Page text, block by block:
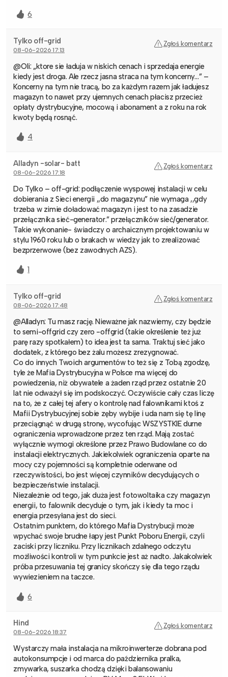
6
Tylko off-grid
08-06-2026 17:13
Zgłoś komentarz
@Oli: „ktore sie ładuja w niskich cenach i sprzedaja energie
kiedy jest droga. Ale rzecz jasna straca na tym koncerny…” –
Koncerny na tym nie tracą, bo za każdym razem jak ładujesz
magazyn to nawet przy ujemnych cenach płacisz przecież
opłaty dystrybucyjne, mocową i abonament a z roku na rok
kwoty będą rosnąć.
4
Alladyn -solar- batt
08-06-2026 17:18
Zgłoś komentarz
Do Tylko – off-grid: podłączenie wyspowej instalacji w celu
dobierania z Sieci energii ,,do magazynu” nie wymaga ,,gdy
trzeba w zimie doładować magazyn i jest to na zasadzie
przełącznika sieć-generator.” przełączników sieć/generator.
Takie wykonanie- świadczy o archaicznym projektowaniu w
stylu 1960 roku lub o brakach w wiedzy jak to zrealizować
bezprzerwowe (bez zawodnych AZS).
1
Tylko off-grid
08-06-2026 17:48
Zgłoś komentarz
@Alladyn: Tu masz rację. Nieważne jak nazwiemy, czy będzie
to semi-offgrid czy zero -offgrid (takie określenie też już
parę razy spotkałem) to idea jest ta sama. Traktuj sieć jako
dodatek, z którego bez żalu możesz zrezygnować.
Co do innych Twoich argumentów to też się z Tobą zgodzę,
tyle że Mafia Dystrybucyjna w Polsce ma więcej do
powiedzenia, niż obywatele a żaden rząd przez ostatnie 20
lat nie odważył się im podskoczyć. Oczywiście cały czas liczę
na to, że z całej tej afery o kontrolę nad falownikami ktoś z
Mafii Dystrybucyjnej sobie zęby wybije i uda nam się tę linę
przeciągnąć w drugą stronę, wycofując WSZYSTKIE durne
ograniczenia wprowadzone przez ten rząd. Mają zostać
wyłącznie wymogi określone przez Prawo Budowlane co do
instalacji elektrycznych. Jakiekolwiek ograniczenia oparte na
mocy czy pojemności są kompletnie oderwane od
rzeczywistości, bo jest więcej czynników decydujących o
bezpieczeństwie instalacji.
Niezależnie od tego, jak duża jest fotowoltaika czy magazyn
energii, to falownik decyduje o tym, jak i kiedy ta moc i
energia przesyłana jest do sieci.
Ostatnim punktem, do którego Mafia Dystrybucji może
wpychać swoje brudne łapy jest Punkt Poboru Energii, czyli
zaciski przy liczniku. Przy licznikach zdalnego odczytu
możliwości kontroli w tym punkcie jest aż nadto. Jakakolwiek
próba przesuwania tej granicy skończy się dla tego rządu
wywiezieniem na taczce.
6
Hind
08-06-2026 18:37
Zgłoś komentarz
Wystarczy mała instalacja na mikroinwerterze dobrana pod
autokonsumpcje i od marca do października pralka,
zmywarka, suszarka chodzą dzięki balansowaniu